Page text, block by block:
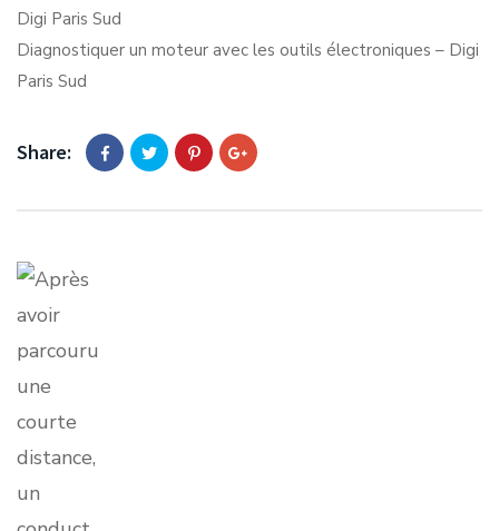
Digi Paris Sud
Diagnostiquer un moteur avec les outils électroniques – Digi
Paris Sud
Share: